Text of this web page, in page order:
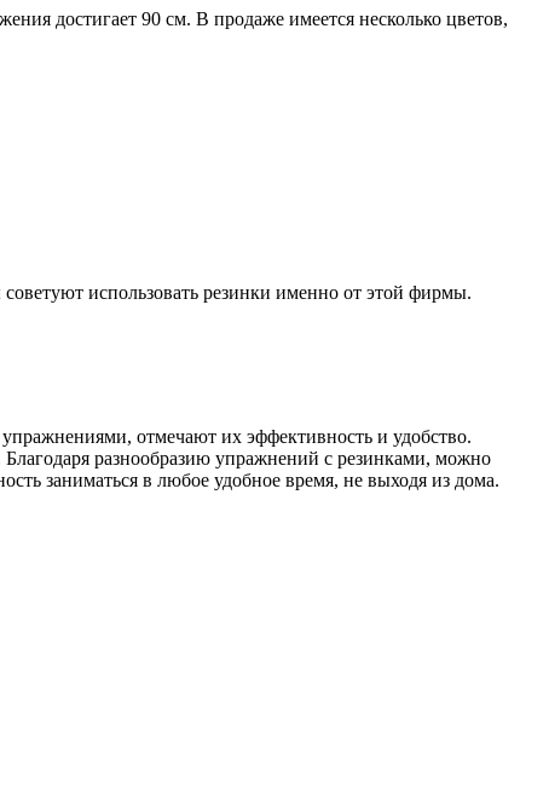
достигает 90 см. В продаже имеется несколько цветов,
использовать резинки именно от этой фирмы.
отмечают их эффективность и удобство.
разнообразию упражнений с резинками, можно
заниматься в любое удобное время, не выходя из дома.